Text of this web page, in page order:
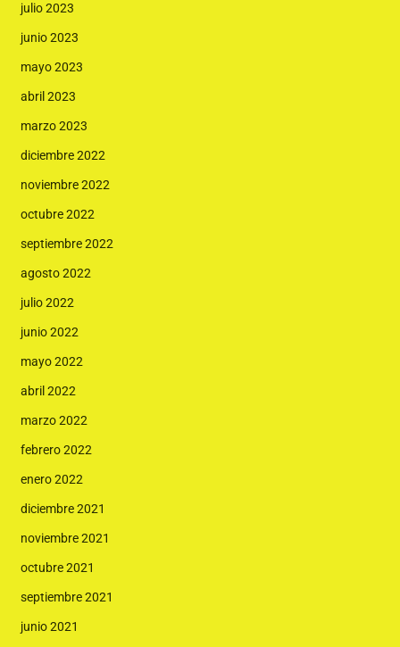
julio 2023
junio 2023
mayo 2023
abril 2023
marzo 2023
diciembre 2022
noviembre 2022
octubre 2022
septiembre 2022
agosto 2022
julio 2022
junio 2022
mayo 2022
abril 2022
marzo 2022
febrero 2022
enero 2022
diciembre 2021
noviembre 2021
octubre 2021
septiembre 2021
junio 2021